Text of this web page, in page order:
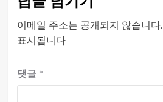
이메일 주소는 공개되지 않습니다.
표시됩니다
댓글 *